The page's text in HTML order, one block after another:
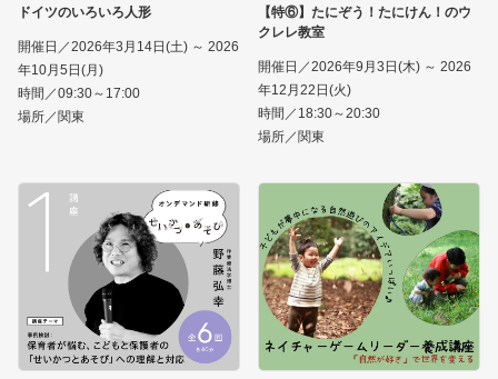
ドイツのいろいろ人形
開催日／2026年3月14日(土) ～ 2026
年10月5日(月)
時間／09:30～17:00
場所／関東
【特⑥】たにぞう！たにけん！のウ
クレレ教室
開催日／2026年9月3日(木) ～ 2026
年12月22日(火)
時間／18:30～20:30
場所／関東